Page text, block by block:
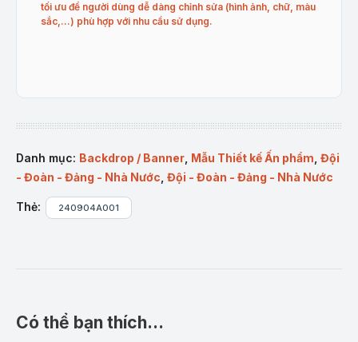
tối ưu để người dùng dễ dàng chỉnh sửa (hình ảnh, chữ, màu
sắc,…) phù hợp với nhu cầu sử dụng.
Danh mục: Backdrop / Banner Mẫu Thiết kế Ấn phẩm Đội
- Đoàn - Đảng - Nhà Nước Đội - Đoàn - Đảng - Nhà Nước
Thẻ: 240904A001
Có thể bạn thích…